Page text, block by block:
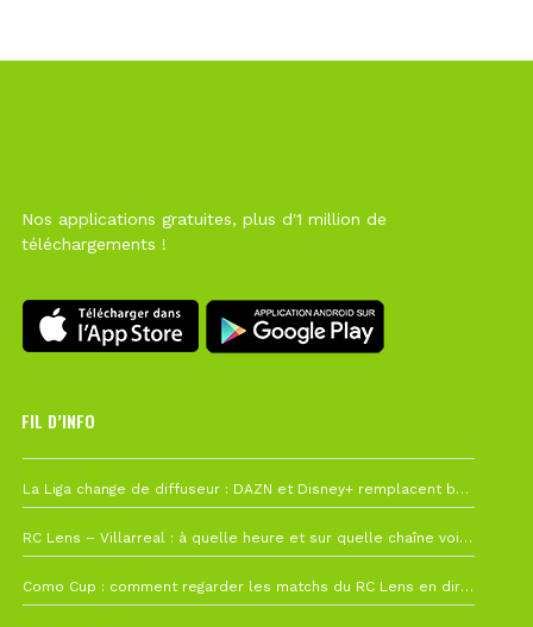
Nos applications gratuites, plus d'1 million de
téléchargements !
FIL D’INFO
La Liga change de diffuseur : DAZN et Disney+ remplacent beIN Sports !
RC Lens – Villarreal : à quelle heure et sur quelle chaîne voir la finale de la Como Cup ?
Como Cup : comment regarder les matchs du RC Lens en direct ?